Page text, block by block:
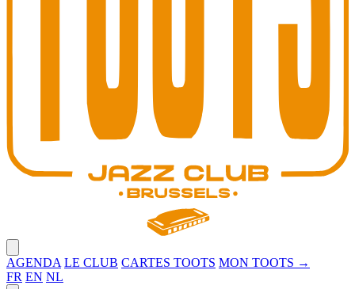
AGENDA LE CLUB CARTES TOOTS MON TOOTS →
FR EN NL